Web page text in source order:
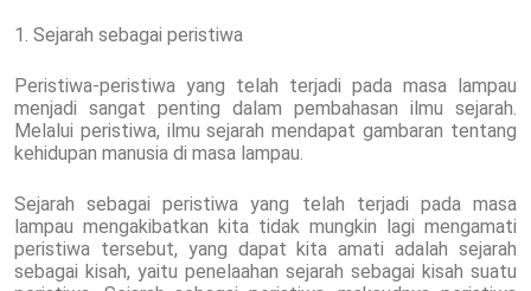
1. Sejarah sebagai peristiwa
Peristiwa-peristiwa yang telah terjadi pada masa lampau
menjadi sangat penting dalam pembahasan ilmu sejarah.
Melalui peristiwa, ilmu sejarah mendapat gambaran tentang
kehidupan manusia di masa lampau.
Sejarah sebagai peristiwa yang telah terjadi pada masa
lampau mengakibatkan kita tidak mungkin lagi mengamati
peristiwa tersebut, yang dapat kita amati adalah sejarah
sebagai kisah, yaitu penelaahan sejarah sebagai kisah suatu